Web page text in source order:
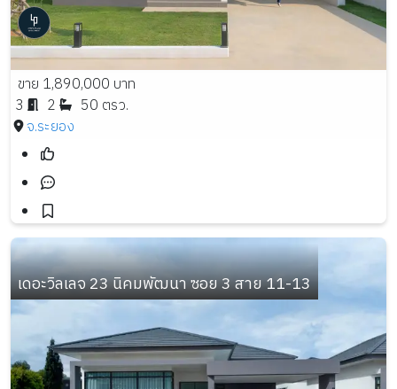
ขาย 1,890,000 บาท
3
2
50 ตรว.
จ.ระยอง
เดอะวิลเลจ 23 นิคมพัฒนา ซอย 3 สาย 11-13